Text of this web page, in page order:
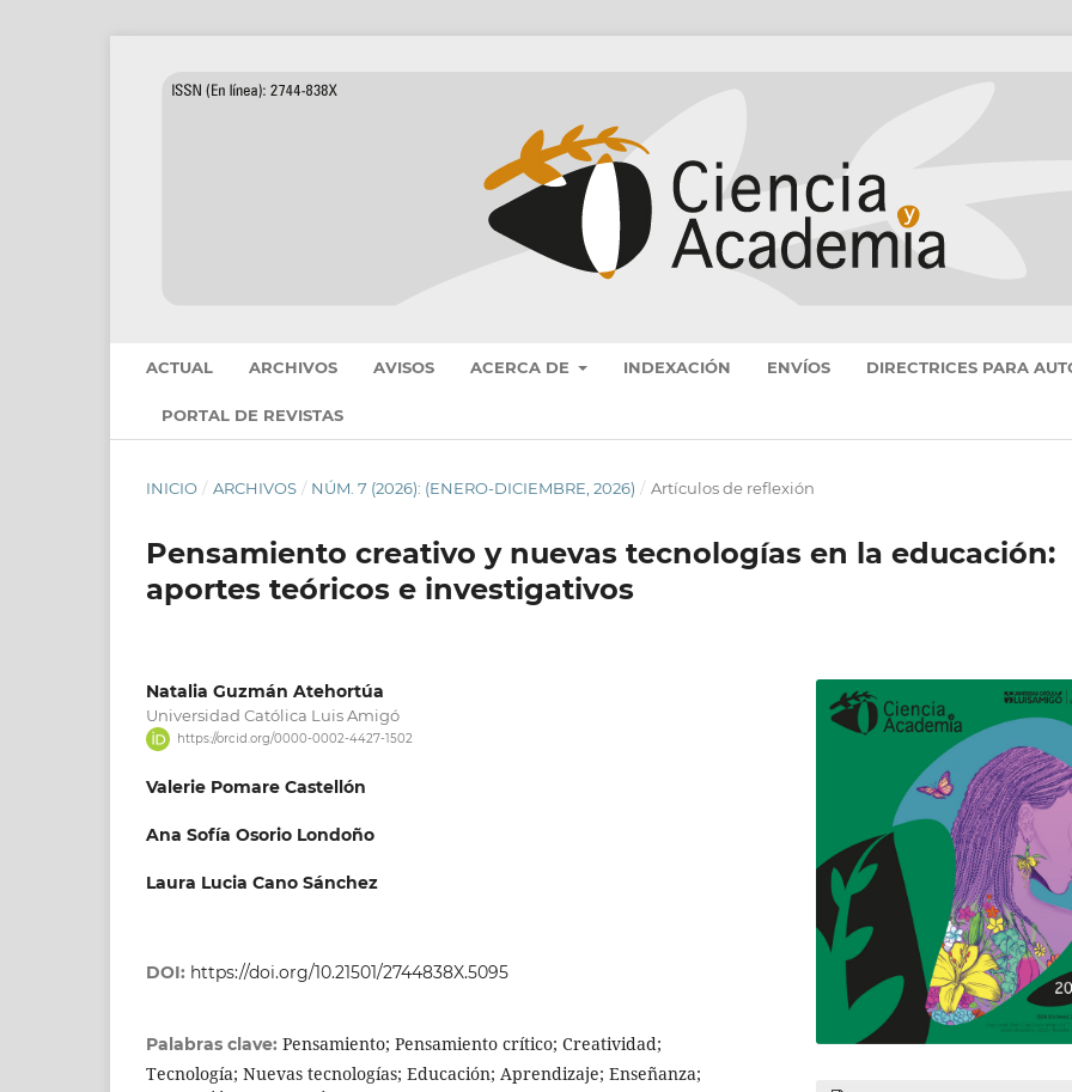
ACTUAL ARCHIVOS AVISOS ACERCA DE INDEXACIÓN ENVÍOS DIRECTRICES PARA
PORTAL DE REVISTAS
INICIO / ARCHIVOS / NÚM. 7 (2026): (ENERO-DICIEMBRE, 2026) / Artículos de reflexión
Pensamiento creativo y nuevas tecnologías en la educación:
aportes teóricos e investigativos
Natalia Guzmán Atehortúa
Universidad Católica Luis Amigó
https://orcid.org/0000-0002-4427-1502
Valerie Pomare Castellón
Ana Sofía Osorio Londoño
Laura Lucia Cano Sánchez
DOI: https://doi.org/10.21501/2744838X.5095
Palabras clave: Pensamiento; Pensamiento crítico; Creatividad;
Tecnología; Nuevas tecnologías; Educación; Aprendizaje; Enseñanza;